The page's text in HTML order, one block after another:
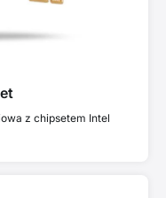
z chipsetem Intel